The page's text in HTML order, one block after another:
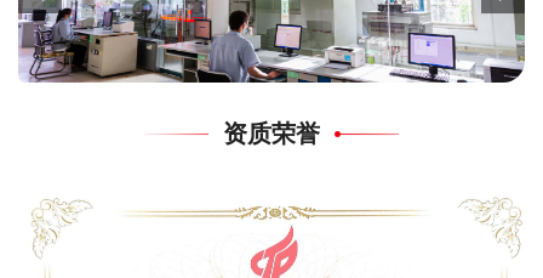
资质荣誉